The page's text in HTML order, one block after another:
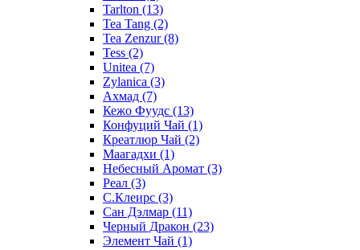
Tarlton (13)
Tea Tang (2)
Tea Zenzur(8)
Tess (2)
Unitea (7)
Zylanica (3)
Ахмад (7)
Кежо Фуудс (13)
Конфуций Чай (1)
Креатлюр Чай (2)
Маагадхи (1)
Небесный Аромат (3)
Реал (3)
С.Клеирс (3)
Сан Дэлмар (11)
Черный Дракон (23)
Элемент Чай (1)